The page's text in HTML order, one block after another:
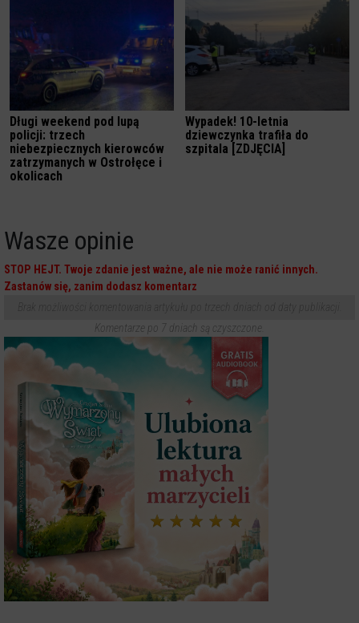
Długi weekend pod lupą
policji: trzech
niebezpiecznych kierowców
zatrzymanych w Ostrołęce i
okolicach
Wypadek! 10-letnia
dziewczynka trafiła do
szpitala [ZDJĘCIA]
Wasze opinie
STOP HEJT. Twoje zdanie jest ważne, ale nie może ranić innych.
Zastanów się, zanim dodasz komentarz
Komentarze po 7 dniach są czyszczone.